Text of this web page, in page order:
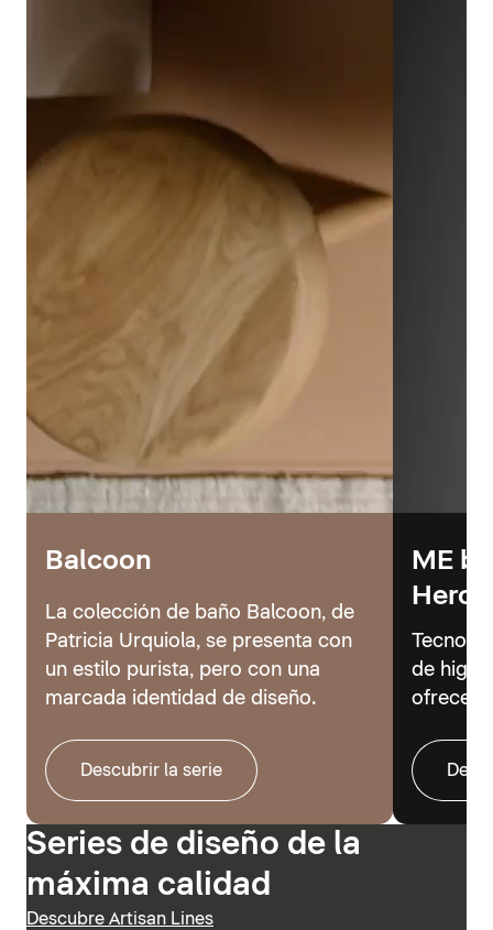
Balcoon
La colección de baño Balcoon, de
Patricia Urquiola, se presenta con
un estilo purista, pero con una
marcada identidad de diseño.
Descubrir la serie
ME
Hero
de
ofrecer
Series de diseño de la
máxima calidad
Descubre Artisan Lines